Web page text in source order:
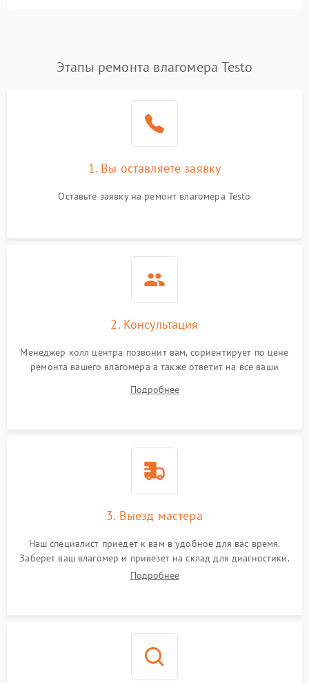
Этапы ремонта влагомера Testo
1. Вы оставляете заявку
Оставьте заявку на ремонт влагомера Testo
2. Консультация
Менеджер колл центра позвонит вам, сориентирует по цене
ремонта вашего влагомера а также ответит на все ваши
Подробнее
3. Выезд мастера
Наш специалист приедет к вам в удобное для вас время.
Заберет ваш влагомер и привезет на склад для диагностики.
Подробнее